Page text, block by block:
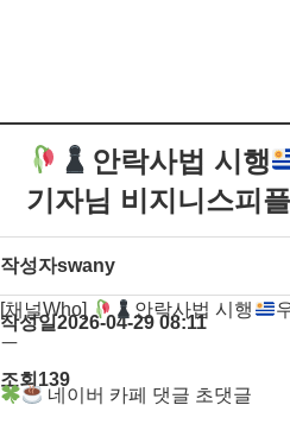
안락사법 시행
기자님 비지니스피플
작성자swany
작성일2026-04-29 08:11
조회 139
[채널Who] 안락사법 시행
ㅡ
네이버 카페 댓글 초댓글